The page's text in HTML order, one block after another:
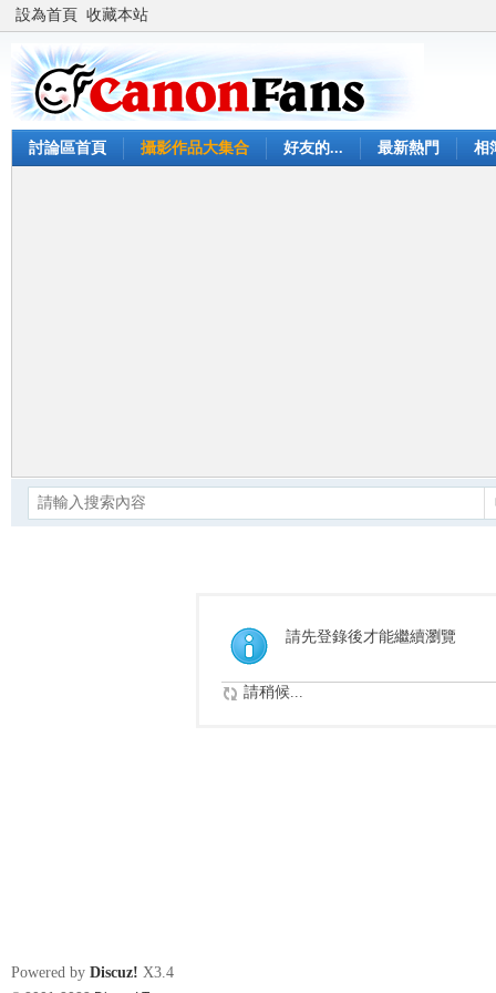
設為首頁 收藏本站
討論區首頁 攝影作品大集合 好友的... 最新熱門 相
請先登錄後才能繼續瀏覽
請稍候...
Powered by Discuz! X3.4